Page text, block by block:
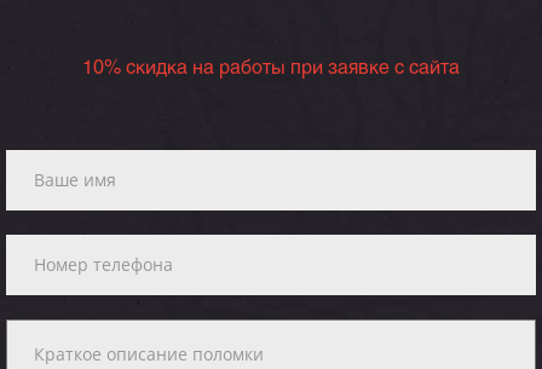
10% скидка на работы при заявке с сайта